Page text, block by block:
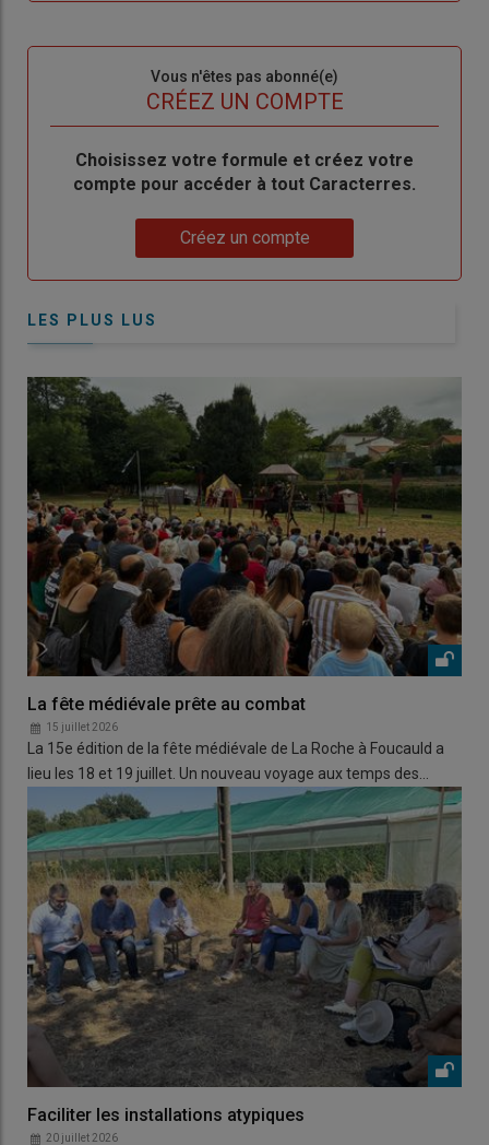
de
Vous n'êtes pas abonné(e)
CRÉEZ UN COMPTE
BodyChoisissez votre formule et créez votre
compte pour accéder à tout Caracterres.
Créez un compte
LES PLUS LUS
La fête médiévale prête au combat
15 juillet 2026
La 15e édition de la fête médiévale de La Roche à Foucauld a
lieu les 18 et 19 juillet. Un nouveau voyage aux temps des…
Faciliter les installations atypiques
20 juillet 2026